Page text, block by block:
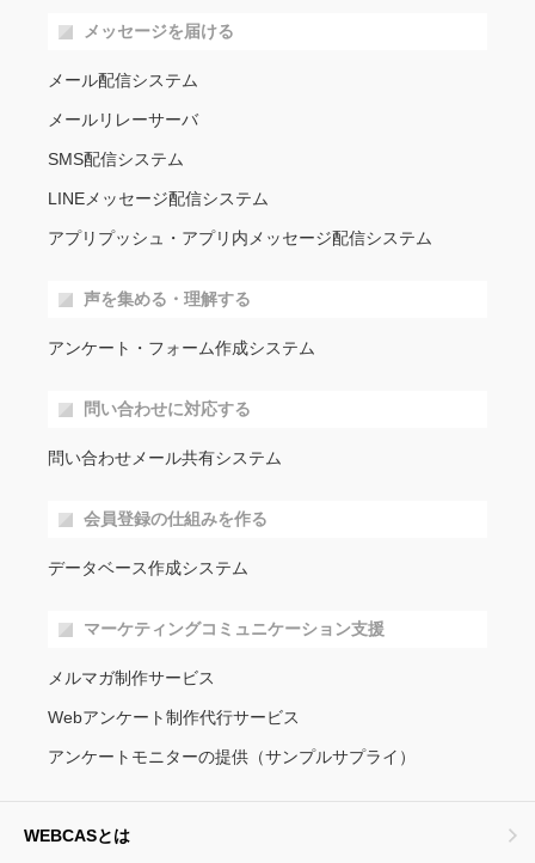
メッセージを届ける
メール配信システム
メールリレーサーバ
SMS配信システム
LINEメッセージ配信システム
アプリプッシュ・アプリ内メッセージ配信システム
声を集める・理解する
アンケート・フォーム作成システム
問い合わせに対応する
問い合わせメール共有システム
会員登録の仕組みを作る
データベース作成システム
マーケティングコミュニケーション支援
メルマガ制作サービス
Webアンケート制作代行サービス
アンケートモニターの提供（サンプルサプライ）
WEBCASとは